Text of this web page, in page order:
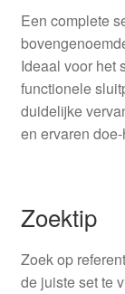
Een complete
Ideaal voor het
functionele
duidelijke
en ervaren
Zoektip
Zoek op
de juiste set te